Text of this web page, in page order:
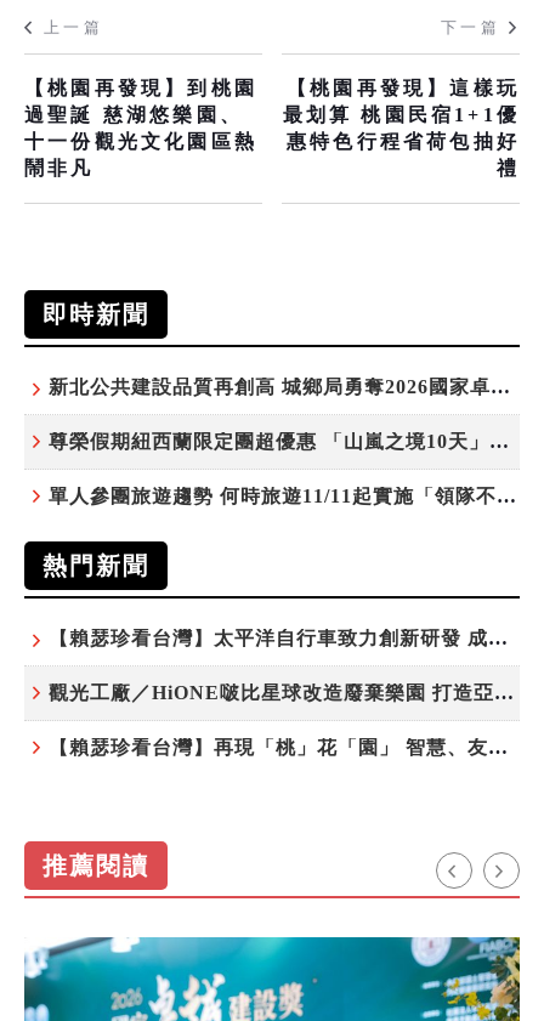
上一篇
【桃園再發現】到桃園
過聖誕 慈湖悠樂園、
十一份觀光文化園區熱
鬧非凡
下一篇
【桃園再發現】這樣玩
最划算 桃園民宿1+1優
惠特色行程省荷包抽好
禮
即時新聞
新北公共建設品質再創高 城鄉局勇奪2026國家卓越建設獎6項殊榮
尊榮假期紐西蘭限定團超優惠 「山嵐之境10天」挑戰市場最高CP值
單人參團旅遊趨勢 何時旅遊11/11起實施「領隊不配房」 落單更免收單房差
熱門新聞
【賴瑟珍看台灣】太平洋自行車致力創新研發 成就台灣隱形冠軍
觀光工廠／HiONE啵比星球改造廢棄樂園 打造亞洲最大寵物天堂
【賴瑟珍看台灣】再現「桃」花「園」 智慧、友善、永續成為桃園遞給國際的名片
推薦閱讀